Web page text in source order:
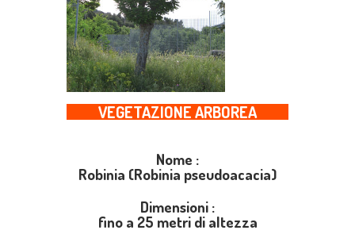
VEGETAZIONE ARBOREA
Nome :
Robinia (Robinia pseudoacacia)
Dimensioni :
fino a 25 metri di altezza